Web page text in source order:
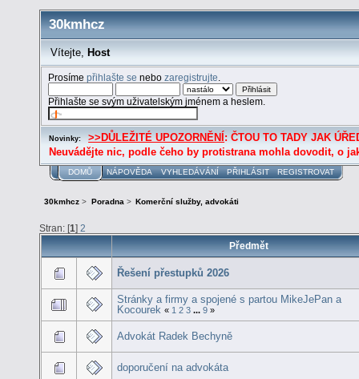
30kmhcz
Vítejte, Host
Prosímepřihlašte se nebozaregistrujte
Přihlašte se svým uživatelským jménem a heslem.
Novinky: >>DŮLEŽITÉ UPOZORNĚNÍ : ČTOU TO TADY JAK
Neuvádějte nic, podle čeho by protistrana mohla dovodit, o
DOMŮ NÁPOVĚDA VYHLEDÁVÁNÍ PŘIHLÁSIT REGISTROVAT
30kmhcz > Poradna> Komerční služby, advokáti
Stran: [1] 2
Předmět
Řešení přestupků 2026
Stránky a firmy a spojené s partou MikeJePan a
Kocourek « 1 2 3 ...9 »
Advokát Radek Bechyně
doporučení na advokáta